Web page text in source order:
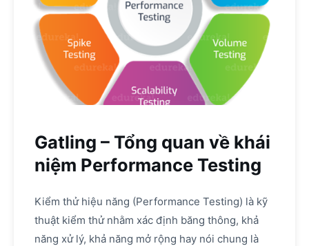
Gatling – Tổng quan về khái
niệm Performance Testing
Kiểm thử hiệu năng (Performance Testing) là kỹ
thuật kiểm thử nhằm xác định băng thông, khả
năng xử lý, khả năng mở rộng hay nói chung là